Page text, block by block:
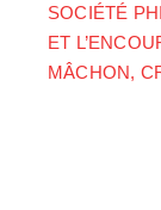
SOCIÉTÉ
ET
MÂCHON,